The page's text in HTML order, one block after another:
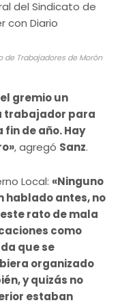
de Trabajadores de Morón
gremio un
trabajador para
de año. Hay
, agregó Sanz.
Local: «Ninguno
hablado antes, no
rato de mala
como
que se
organizado
y quizás no
estaban